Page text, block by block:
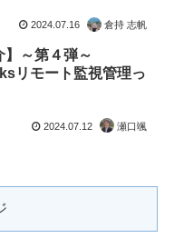
2024.07.16 倉持 志帆
】～第４弾～
リモート監視管理っ
2024.07.12 瀬口颯